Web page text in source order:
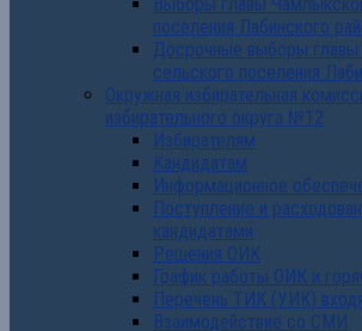
поселения Лабинского
Досрочные выборы главы
сельского поселения
Окружная избирательная
избирательного округа №12
Избирателям
Кандидатам
Информационное
Поступление и
кандидатами
Решения ОИК
График работы ОИК и
Перечень ТИК (УИК)
Взаимодействие со СМИ